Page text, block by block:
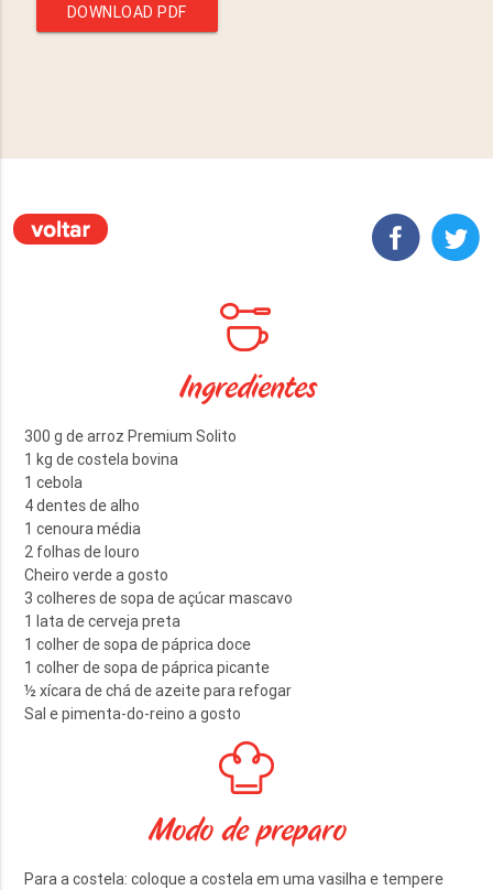
DOWNLOAD PDF
Ingredientes
300 g de arroz Premium Solito
1 kg de costela bovina
1 cebola
4 dentes de alho
1 cenoura média
2 folhas de louro
Cheiro verde a gosto
3 colheres de sopa de açúcar mascavo
1 lata de cerveja preta
1 colher de sopa de páprica doce
1 colher de sopa de páprica picante
½ xícara de chá de azeite para refogar
Sal e pimenta-do-reino a gosto
Modo de preparo
Para a costela: coloque a costela em uma vasilha e tempere